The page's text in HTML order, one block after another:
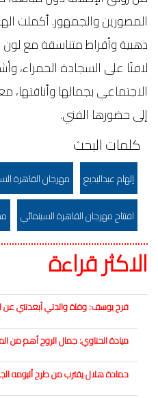
المصورين والجمهور. أكملت
ذهبية وأقراط متناسقة مع
لافتًا على السجادة الحمراء،
الاجتماعي بجمالها وأناقتها،
إلى حضورها الفني.
كلمات البحث
إلهام عبدالبديع مهرجان القاهرة
افتتاح مهرجان القاهرة السينمائي
الاكثر قراءة
فرح يوسف: وفاة والدتي أبعدتني عن
ميادة الحناوي: جمال الروح أهم من
حمادة هلال يقترب من طرح ألبومه